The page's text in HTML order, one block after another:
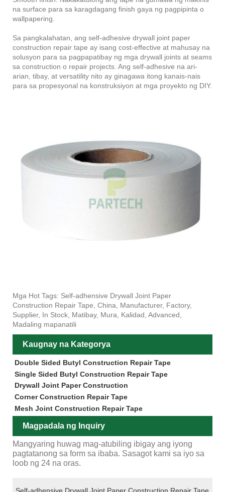
na surface para sa karagdagang finish gaya ng pagpipinta o
wallpapering.
Sa pangkalahatan, ang self-adhesive drywall joint paper
construction repair tape ay isang cost-effective at mahusay na
solusyon para sa pagpapatibay ng mga drywall joints at seams
sa construction o repair projects. Ang self-adhesive na ari-
arian, tibay, at versatility nito ay ginagawa itong kanais-nais
para sa propesyonal na konstruksiyon at mga proyekto ng DIY.
Mga Hot Tags: Self-adhensive Drywall Joint Paper
Construction Repair Tape, China, Manufacturer, Factory,
Supplier, In Stock, Matibay, Mura, Kalidad, Advanced,
Madaling mapanatili
Kaugnay na Kategorya
Double Sided Butyl Construction Repair Tape
Single Sided Butyl Construction Repair Tape
Drywall Joint Paper Construction
Corner Construction Repair Tape
Mesh Joint Construction Repair Tape
Magpadala ng Inquiry
Mangyaring huwag mag-atubiling ibigay ang iyong
pagtatanong sa form sa ibaba. Sasagot kami sa iyo sa
loob ng 24 na oras.